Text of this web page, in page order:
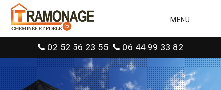
MENU
02 52 56 23 55 06 44 99 33 82